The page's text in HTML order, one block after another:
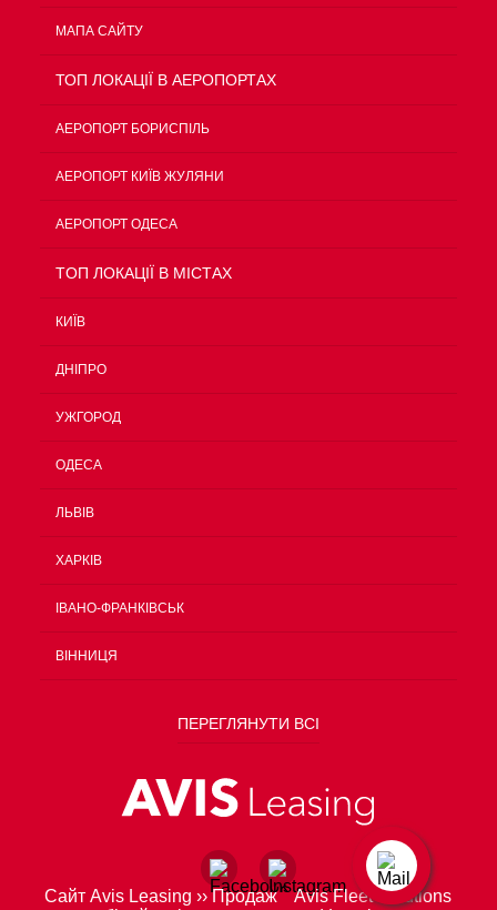
МАПА САЙТУ
ТОП ЛОКАЦІЇ В АЕРОПОРТАХ
АЕРОПОРТ БОРИСПІЛЬ
АЕРОПОРТ КИЇВ ЖУЛЯНИ
АЕРОПОРТ ОДЕСА
TOП ЛОКАЦІЇ В МІСТАХ
КИЇВ
ДНІПРО
УЖГОРОД
ОДЕСА
ЛЬВІВ
ХАРКІВ
ІВАНО-ФРАНКІВСЬК
ВІННИЦЯ
ПЕРЕГЛЯНУТИ ВСІ
Сайт Avis Leasing ››Продаж
Avis Fleet Solutions